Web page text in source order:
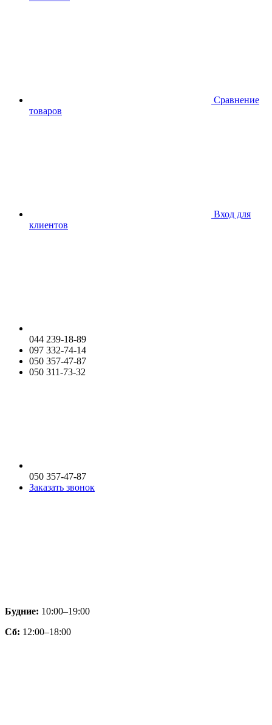
Сравнение
товаров
Вход для
клиентов
044 239-18-89
097 332-74-14
050 357-47-87
050 311-73-32
050 357-47-87
Заказать звонок
Будние: 10:00–19:00
Сб: 12:00–18:00